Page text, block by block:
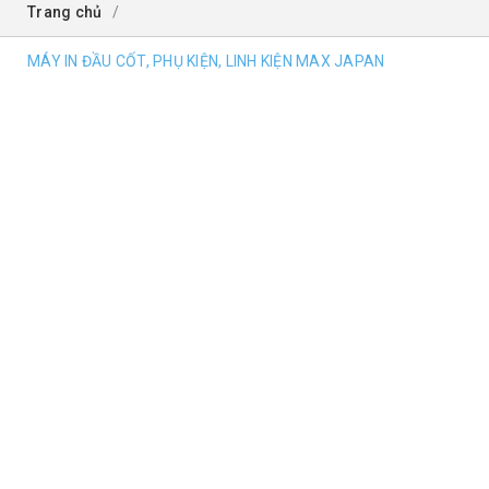
Trang chủ /
MÁY IN ĐẦU CỐT, PHỤ KIỆN, LINH KIỆN MAX JAPAN